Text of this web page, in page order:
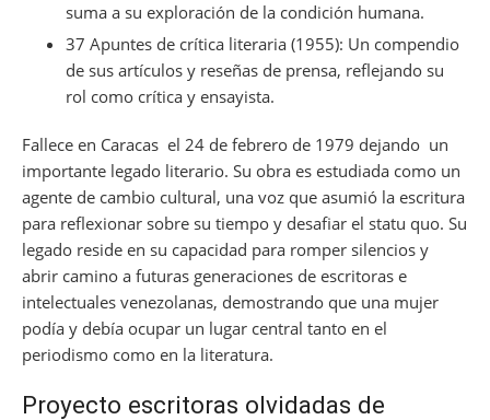
suma a su exploración de la condición humana.
37 Apuntes de crítica literaria (1955): Un compendio
de sus artículos y reseñas de prensa, reflejando su
rol como crítica y ensayista.
Fallece en Caracas el 24 de febrero de 1979 dejando un
importante legado literario. Su obra es estudiada como un
agente de cambio cultural, una voz que asumió la escritura
para reflexionar sobre su tiempo y desafiar el statu quo. Su
legado reside en su capacidad para romper silencios y
abrir camino a futuras generaciones de escritoras e
intelectuales venezolanas, demostrando que una mujer
podía y debía ocupar un lugar central tanto en el
periodismo como en la literatura.
Proyecto escritoras olvidadas de